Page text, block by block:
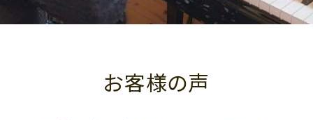
お客様の声